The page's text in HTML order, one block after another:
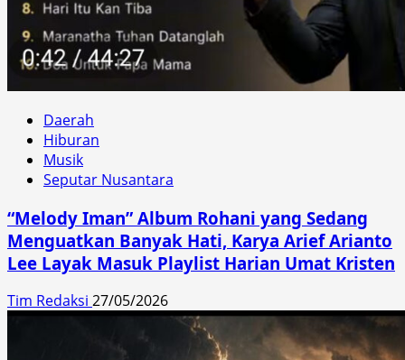
Daerah
Hiburan
Musik
Seputar Nusantara
“Melody Iman” Album Rohani yang Sedang
Menguatkan Banyak Hati, Karya Arief Arianto
Lee Layak Masuk Playlist Harian Umat Kristen
Tim Redaksi 27/05/2026